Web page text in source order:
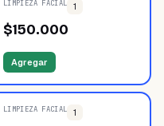
LIMPIEZA FACIAL 1
$150.000
Agregar
LIMPIEZA FACIAL 1